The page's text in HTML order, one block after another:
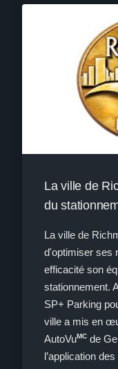
La ville de
du
La ville de
d'optimiser ses
efficacité son
stationnement.
SP+ Parking
ville a mis en
AutoVuMC de
l’application